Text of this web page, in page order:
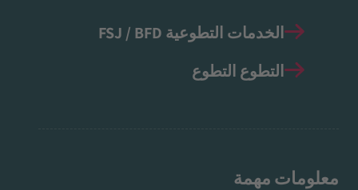
الخدمات التطوعية FSJ / BFD
التطوع التطوع
معلومات مهمة